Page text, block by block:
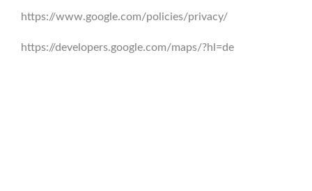
https://www.google.com/policies/privacy/
https://developers.google.com/maps/?hl=de